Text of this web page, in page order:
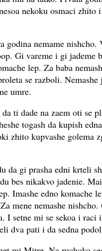
nekoku osmaci zhito
godina nemame
Gi vareme i gi jademe
lep. Za baba
se razboli. Nemashe
umre.
ti dade na zaem oti se
togash da kupish
zhito kupvashe golema
da gi prasha edni krteli
bes nikakvo jadenie.
Imashe edno komache
mene nemashe
I setne mi se sekoa i raci
dva pati i da sedna